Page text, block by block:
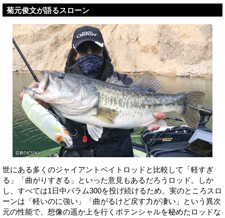
菊元俊文が語るスローン
世にある多くのジャイアントベイトロッドと比較して「軽すぎ
る」「曲がりすぎる」といった意見もあるだろうロッド。しか
し、すべては1日中バラム300を投げ続けるため。実のところスロ
ーンは「軽いのに強い」「曲がるけど戻す力が凄い」という異次
元の性能で、想像の遥か上を行くポテンシャルを秘めたロッドな